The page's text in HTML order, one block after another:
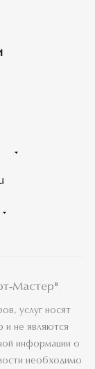
Мастер"
услуг носят
и не являются
информации о
необходимо